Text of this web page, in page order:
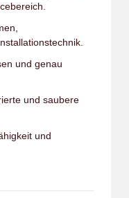
und genau
und saubere
und